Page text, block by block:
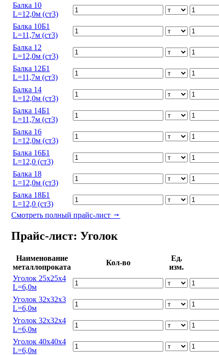
Балка 10
L=12,0м (ст3)
Балка 10Б1
L=11,7м (ст3)
Балка 12
L=12,0м (ст3)
Балка 12Б1
L=11,7м (ст3)
Балка 14
L=12,0м (ст3)
Балка 14Б1
L=11,7м (ст3)
Балка 16
L=12,0м (ст3)
Балка 16Б1
L=12,0 (ст3)
Балка 18
L=12,0м (ст3)
Балка 18Б1
L=12,0 (ст3)
Смотреть полный прайс-лист
Прайс-лист: Уголок
Наименование
металлопроката
Кол-во
Ед.
изм.
Уголок 25х25х4
L=6,0м
Уголок 32х32х3
L=6,0м
Уголок 32х32х4
L=6,0м
Уголок 40х40х4
L=6,0м